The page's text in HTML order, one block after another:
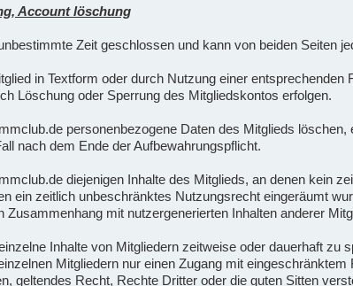
Account löschung
Zeit geschlossen und kann von beiden Seiten
in Textform oder durch Nutzung einer
Löschung oder Sperrung des Mitgliedskontos erfolgen.
personenbezogene Daten des Mitglieds
nach dem Ende der Aufbewahrungspflicht.
diejenigen Inhalte des Mitglieds, an denen kein
ein zeitlich unbeschränktes Nutzungsrecht eingeräumt
Zusammenhang mit nutzergenerierten Inhalten anderer
Inhalte von Mitgliedern zeitweise oder dauerhaft
Mitgliedern nur einen Zugang mit
geltendes Recht, Rechte Dritter oder die guten Sitten